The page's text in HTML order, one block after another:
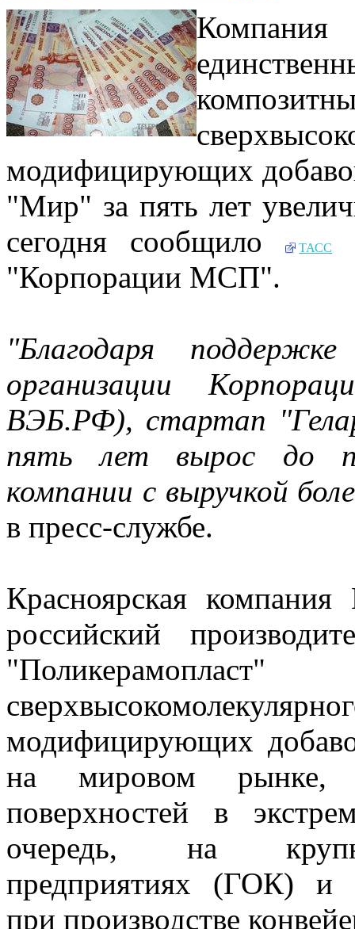
модифицирующих
"Мир" за пять лет
сегодня сообщило
ТАСС
"Корпорации МСП".
"Благодаря
организации
ВЭБ.РФ), стартап
пять лет вырос до
компании с выручкой
в пресс-службе.
Красноярская
российский
модифицирующих
на мировом рынке,
поверхностей в
очередь, на
предприятиях (ГОК) и
при производстве